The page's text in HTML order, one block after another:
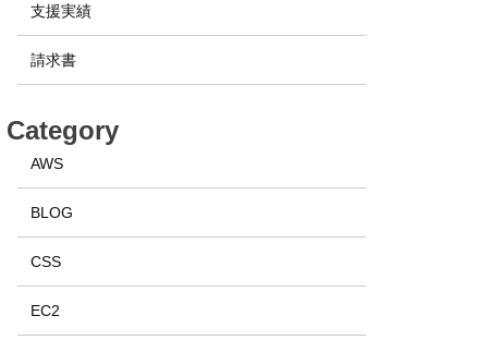
支援実績
請求書
Category
AWS
BLOG
CSS
EC2